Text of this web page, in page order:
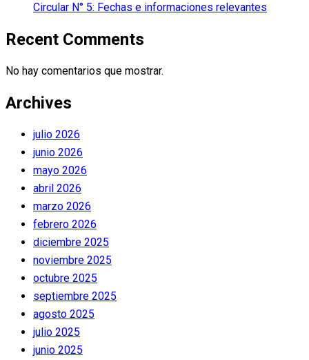
Circular N° 5: Fechas e informaciones relevantes
Recent Comments
No hay comentarios que mostrar.
Archives
julio 2026
junio 2026
mayo 2026
abril 2026
marzo 2026
febrero 2026
diciembre 2025
noviembre 2025
octubre 2025
septiembre 2025
agosto 2025
julio 2025
junio 2025